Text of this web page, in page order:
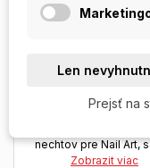
nechtov pre Nail Art,
Zobrazit viac
Len
Prejsť na